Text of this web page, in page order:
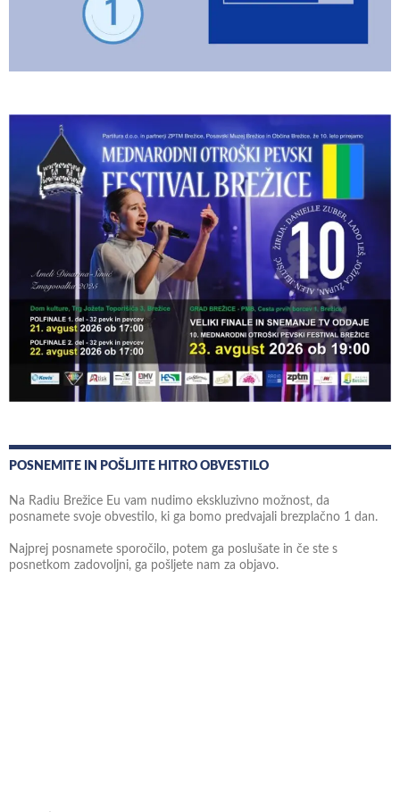
POSNEMITE IN POŠLJITE HITRO OBVESTILO
Na Radiu Brežice Eu vam nudimo ekskluzivno možnost, da
posnamete svoje obvestilo, ki ga bomo predvajali brezplačno 1 dan.
Najprej posnamete sporočilo, potem ga poslušate in če ste s
posnetkom zadovoljni, ga pošljete nam za objavo.